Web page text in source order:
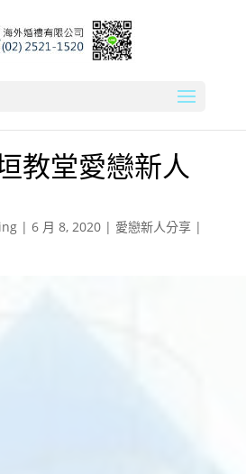
教堂愛戀新人
| 6 月 8, 2020| 愛戀新人分享|